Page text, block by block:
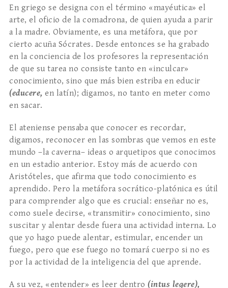
En griego se designa con el término «mayéutica» el
arte, el oficio de la comadrona, de quien ayuda a parir
a la madre. Obviamente, es una metáfora, que por
cierto acuña Sócrates. Desde entonces se ha grabado
en la conciencia de los profesores la representación
de que su tarea no consiste tanto en «inculcar»
conocimiento, sino que más bien estriba en educir
(educere, en latín); digamos, no tanto en meter como
en sacar.
El ateniense pensaba que conocer es recordar,
digamos, reconocer en las sombras que vemos en este
mundo –la caverna– ideas o arquetipos que conocimos
en un estadio anterior. Estoy más de acuerdo con
Aristóteles, que afirma que todo conocimiento es
aprendido. Pero la metáfora socrático-platónica es útil
para comprender algo que es crucial: enseñar no es,
como suele decirse, «transmitir» conocimiento, sino
suscitar y alentar desde fuera una actividad interna. Lo
que yo hago puede alentar, estimular, encender un
fuego, pero que ese fuego no tomará cuerpo si no es
por la actividad de la inteligencia del que aprende.
A su vez, «entender» es leer dentro (intus legere),